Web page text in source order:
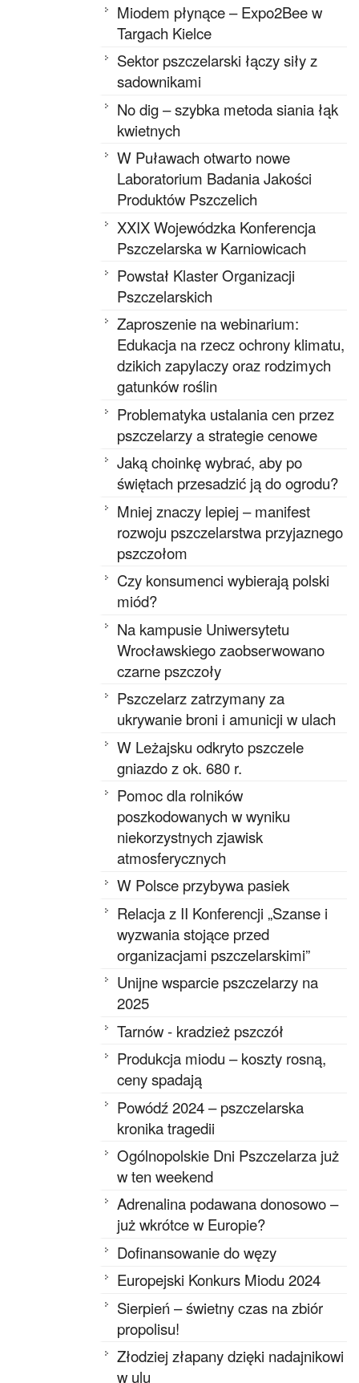
Miodem płynące – Expo2Bee w
Targach Kielce
Sektor pszczelarski łączy siły z
sadownikami
No dig – szybka metoda siania łąk
kwietnych
W Puławach otwarto nowe
Laboratorium Badania Jakości
Produktów Pszczelich
XXIX Wojewódzka Konferencja
Pszczelarska w Karniowicach
Powstał Klaster Organizacji
Pszczelarskich
Zaproszenie na webinarium:
Edukacja na rzecz ochrony klimatu,
dzikich zapylaczy oraz rodzimych
gatunków roślin
Problematyka ustalania cen przez
pszczelarzy a strategie cenowe
Jaką choinkę wybrać, aby po
świętach przesadzić ją do ogrodu?
Mniej znaczy lepiej – manifest
rozwoju pszczelarstwa przyjaznego
pszczołom
Czy konsumenci wybierają polski
miód?
Na kampusie Uniwersytetu
Wrocławskiego zaobserwowano
czarne pszczoły
Pszczelarz zatrzymany za
ukrywanie broni i amunicji w ulach
W Leżajsku odkryto pszczele
gniazdo z ok. 680 r.
Pomoc dla rolników
poszkodowanych w wyniku
niekorzystnych zjawisk
atmosferycznych
W Polsce przybywa pasiek
Relacja z II Konferencji „Szanse i
wyzwania stojące przed
organizacjami pszczelarskimi”
Unijne wsparcie pszczelarzy na
2025
Tarnów - kradzież pszczół
Produkcja miodu – koszty rosną,
ceny spadają
Powódź 2024 – pszczelarska
kronika tragedii
Ogólnopolskie Dni Pszczelarza już
w ten weekend
Adrenalina podawana donosowo –
już wkrótce w Europie?
Dofinansowanie do węzy
Europejski Konkurs Miodu 2024
Sierpień – świetny czas na zbiór
propolisu!
Złodziej złapany dzięki nadajnikowi
w ulu